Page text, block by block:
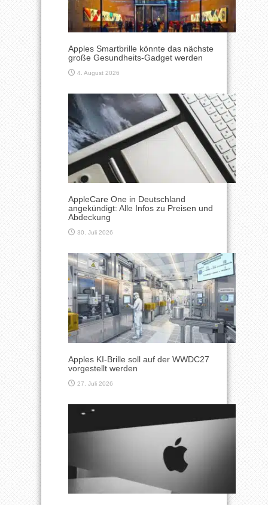
Apples Smartbrille könnte das nächste
große Gesundheits-Gadget werden
4. August 2026
AppleCare One in Deutschland
angekündigt: Alle Infos zu Preisen und
Abdeckung
30. Juli 2026
Apples KI-Brille soll auf der WWDC27
vorgestellt werden
27. Juli 2026